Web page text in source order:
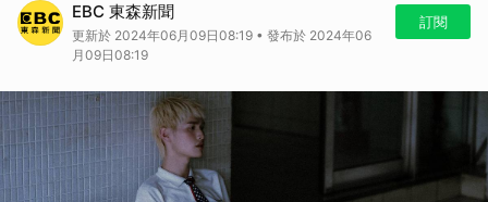
EBC 東森新聞
更新於 2024年06月09日08:19 • 發布於 2024年06
月09日08:19
訂閱